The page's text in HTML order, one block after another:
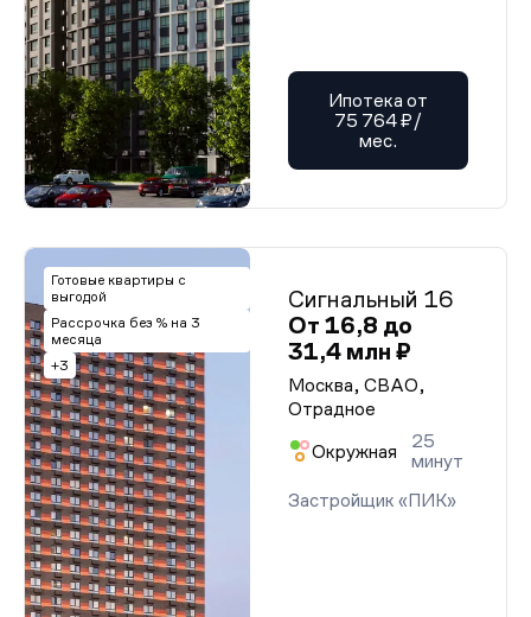
Ипотека от
75 764 ₽/
мес.
Готовые квартиры с
выгодой
Рассрочка без % на 3
месяца
+3
Сигнальный 16
От 16,8 до
31,4 млн ₽
Москва, СВАО,
Отрадное
Окружная
25
минут
Застройщик «ПИК»